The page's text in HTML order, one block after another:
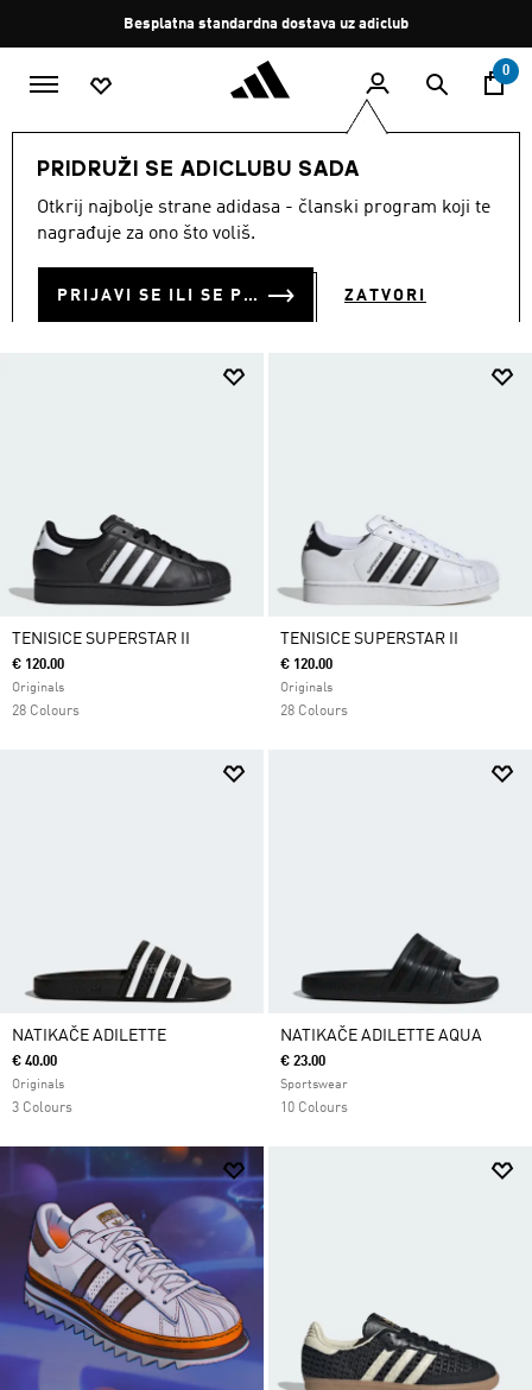
Zaustavi
rotaciju
Besplatna standardna dostava uz adiclub
0
PRIDRUŽI SE ADICLUBU SADA
Otkrij najbolje strane adidasa - članski program koji te
nagrađuje za ono što voliš.
PRIJAVI SE ILI SE PRIDRUŽI SADA ZATVORI
MUŠKARCI Obuća
MUŠKA OBUĆA
TENISICE SUPERSTAR II
€ 120.00
Originals
28 Colours
TENISICE SUPERSTAR II
€ 120.00
Originals
28 Colours
NATIKAČE ADILETTE
€ 40.00
Originals
3 Colours
NATIKAČE ADILETTE AQUA
€ 23.00
Sportswear
10 Colours